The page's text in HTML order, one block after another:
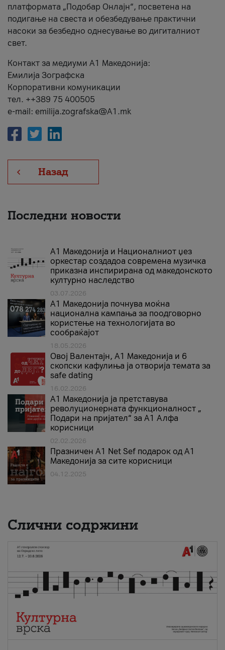
платформата „Подобар Онлајн“, посветена на
подигање на свеста и обезбедување практични
насоки за безбедно однесување во дигиталниот
свет.
Контакт за медиуми А1 Македонија:
Емилија Зографска
Корпоративни комуникации
тел. ++389 75 400505
e-mail: emilija.zografska@A1.mk
Назад
Последни новости
А1 Македонија и Националниот џез
оркестар создадоа современа музичка
приказна инспирирана од македонското
културно наследство
03.07.2026
A1 Македонија почнува моќна
национална кампања за поодговорно
користење на технологијата во
сообраќајот
18.05.2026
Овој Валентајн, A1 Македонија и 6
скопски кафулиња ја отворија темата за
safe dating
16.02.2026
А1 Македонија ја претставува
револуционерната функционалност „
Подари на пријател“ за А1 Алфа
корисници
02.02.2026
Празничен A1 Net Sеf подарок од А1
Македонија за сите корисници
04.12.2025
Слични содржини